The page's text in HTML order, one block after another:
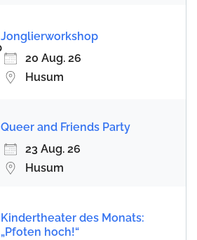
Jonglierworkshop
20 Aug. 26
Husum
Queer and Friends Party
23 Aug. 26
Husum
Kindertheater des Monats:
„Pfoten hoch!“